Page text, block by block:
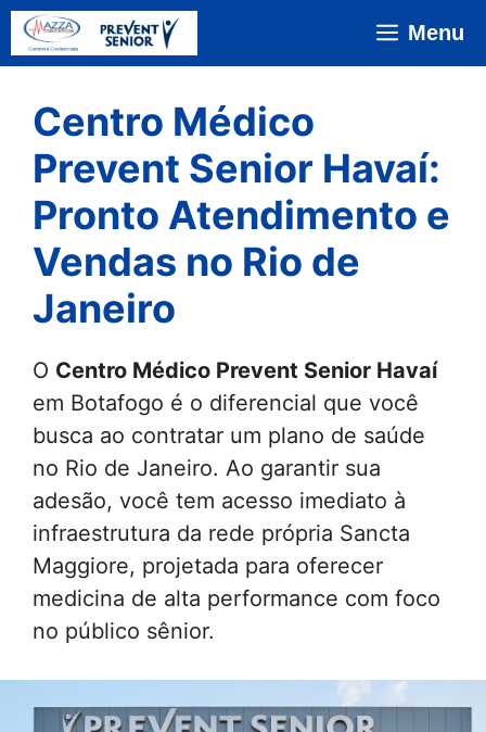
Pular
para
o
Menu
Centro Médico
Prevent Senior Havaí:
Pronto Atendimento e
Vendas no Rio de
Janeiro
O Centro Médico Prevent Senior Havaí
em Botafogo é o diferencial que você
busca ao contratar um plano de saúde
no Rio de Janeiro. Ao garantir sua
adesão, você tem acesso imediato à
infraestrutura da rede própria Sancta
Maggiore, projetada para oferecer
medicina de alta performance com foco
no público sênior.